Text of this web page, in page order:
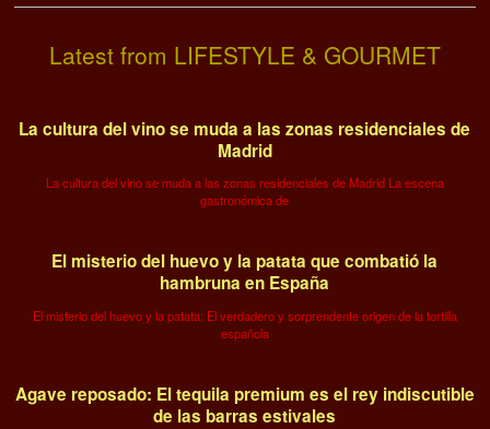
Latest from LIFESTYLE & GOURMET
La cultura del vino se muda a las zonas residenciales de
Madrid
La cultura del vino se muda a las zonas residenciales de Madrid La escena
gastronómica de
El misterio del huevo y la patata que combatió la
hambruna en España
El misterio del huevo y la patata: El verdadero y sorprendente origen de la tortilla
española
Agave reposado: El tequila premium es el rey indiscutible
de las barras estivales